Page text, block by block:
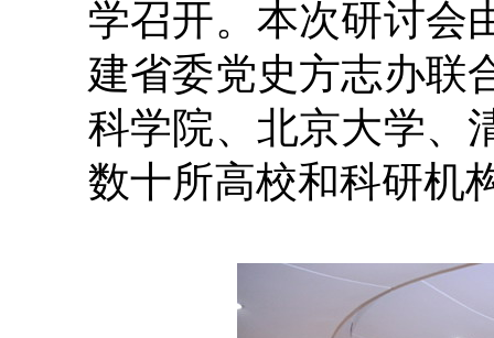
学召开。本次研讨会
建省委党史方志办联
科学院、北京大学、
数十所高校和科研机